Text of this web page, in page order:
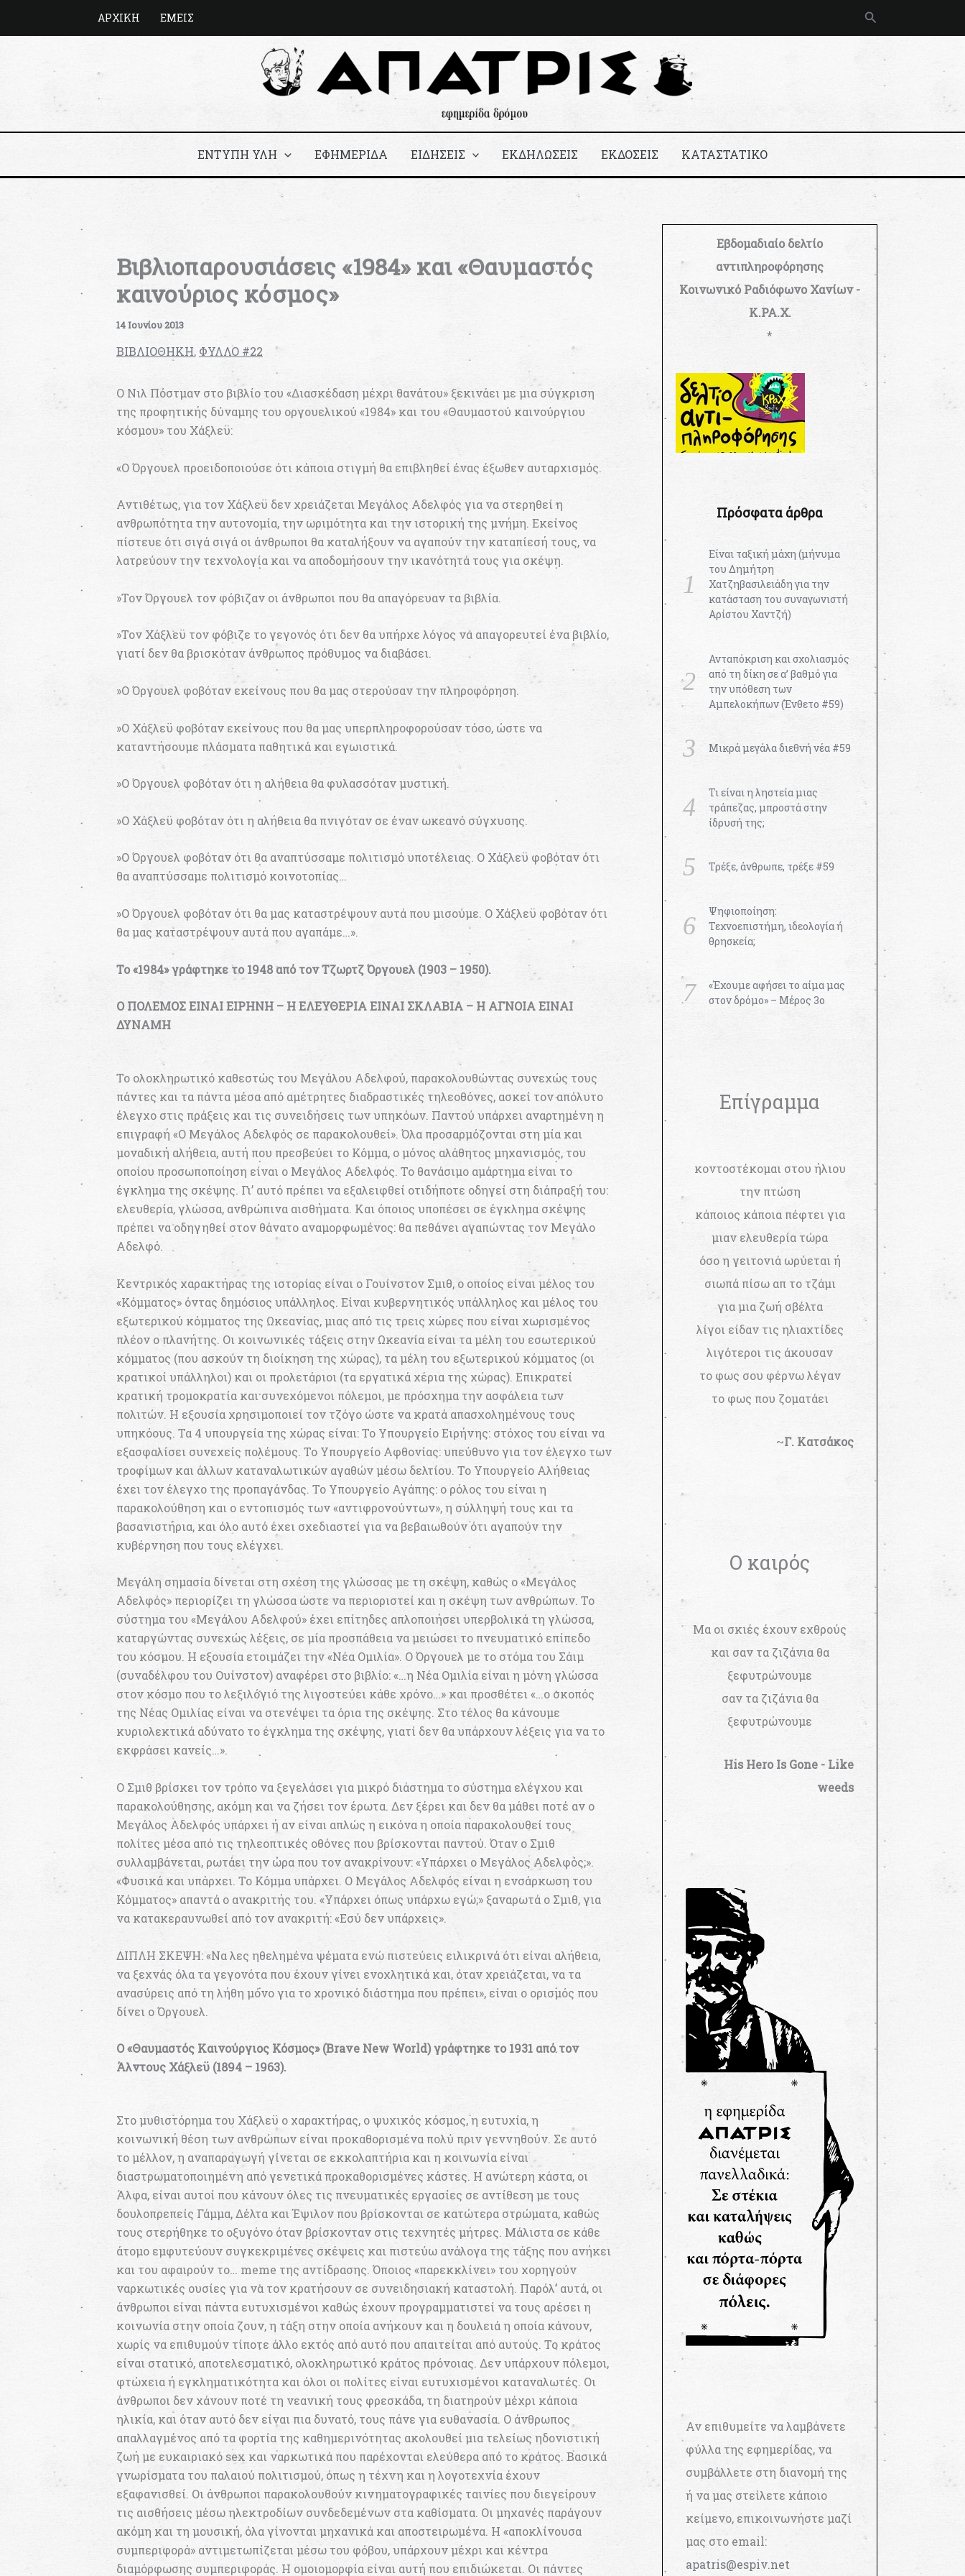
ΑΡΧΙΚΗ ΕΜΕΙΣ Αναζήτηση
ΕΝΤΥΠΗ ΥΛΗ ΕΦΗΜΕΡΙΔΑ ΕΙΔΗΣΕΙΣ ΕΚΔΗΛΩΣΕΙΣ ΕΚΔΟΣΕΙΣ ΚΑΤΑΣΤΑΤΙΚΟ
Βιβλιοπαρουσιάσεις «1984» και «Θαυμαστός
καινούριος κόσμος»
14 Ιουνίου 2013
ΒΙΒΛΙΟΘΗΚΗ, ΦΥΛΛΟ #22
Ο Νιλ Πόστμαν στο βιβλίο του «Διασκέδαση μέχρι θανάτου» ξεκινάει με μια σύγκριση
της προφητικής δύναμης του οργουελικού «1984» και του «Θαυμαστού καινούργιου
κόσμου» του Χάξλεϋ:
«Ο Όργουελ προειδοποιούσε ότι κάποια στιγμή θα επιβληθεί ένας έξωθεν αυταρχισμός.
Αντιθέτως, για τον Χάξλεϋ δεν χρειάζεται Μεγάλος Αδελφός για να στερηθεί η
ανθρωπότητα την αυτονομία, την ωριμότητα και την ιστορική της μνήμη. Εκείνος
πίστευε ότι σιγά σιγά οι άνθρωποι θα καταλήξουν να αγαπούν την καταπίεσή τους, να
λατρεύουν την τεχνολογία και να αποδομήσουν την ικανότητά τους για σκέψη.
»Τον Όργουελ τον φόβιζαν οι άνθρωποι που θα απαγόρευαν τα βιβλία.
»Τον Χάξλεϋ τον φόβιζε το γεγονός ότι δεν θα υπήρχε λόγος να απαγορευτεί ένα βιβλίο,
γιατί δεν θα βρισκόταν άνθρωπος πρόθυμος να διαβάσει.
»Ο Όργουελ φοβόταν εκείνους που θα μας στερούσαν την πληροφόρηση.
»Ο Χάξλεϋ φοβόταν εκείνους που θα μας υπερπληροφορούσαν τόσο, ώστε να
καταντήσουμε πλάσματα παθητικά και εγωιστικά.
»Ο Όργουελ φοβόταν ότι η αλήθεια θα φυλασσόταν μυστική.
»Ο Χάξλεϋ φοβόταν ότι η αλήθεια θα πνιγόταν σε έναν ωκεανό σύγχυσης.
»Ο Όργουελ φοβόταν ότι θα αναπτύσσαμε πολιτισμό υποτέλειας. Ο Χάξλεϋ φοβόταν ότι
θα αναπτύσσαμε πολιτισμό κοινοτοπίας…
»Ο Όργουελ φοβόταν ότι θα μας καταστρέψουν αυτά που μισούμε. Ο Χάξλεϋ φοβόταν ότι
θα μας καταστρέψουν αυτά που αγαπάμε…».
Το «1984» γράφτηκε το 1948 από τον Τζωρτζ Όργουελ (1903 – 1950).
Ο ΠΟΛΕΜΟΣ ΕΙΝΑΙ ΕΙΡΗΝΗ – Η ΕΛΕΥΘΕΡΙΑ ΕΙΝΑΙ ΣΚΛΑΒΙΑ – Η ΑΓΝΟΙΑ ΕΙΝΑΙ
ΔΥΝΑΜΗ
Το ολοκληρωτικό καθεστώς του Μεγάλου Αδελφού, παρακολουθώντας συνεχώς τους
πάντες και τα πάντα μέσα από αμέτρητες διαδραστικές τηλεοθόνες, ασκεί τον απόλυτο
έλεγχο στις πράξεις και τις συνειδήσεις των υπηκόων. Παντού υπάρχει αναρτημένη η
επιγραφή «Ο Μεγάλος Αδελφός σε παρακολουθεί». Όλα προσαρμόζονται στη μία και
μοναδική αλήθεια, αυτή που πρεσβεύει το Κόμμα, ο μόνος αλάθητος μηχανισμός, του
οποίου προσωποποίηση είναι ο Μεγάλος Αδελφός. Το θανάσιμο αμάρτημα είναι το
έγκλημα της σκέψης. Γι’ αυτό πρέπει να εξαλειφθεί οτιδήποτε οδηγεί στη διάπραξή του:
ελευθερία, γλώσσα, ανθρώπινα αισθήματα. Και όποιος υποπέσει σε έγκλημα σκέψης
πρέπει να οδηγηθεί στον θάνατο αναμορφωμένος: θα πεθάνει αγαπώντας τον Μεγάλο
Αδελφό.
Κεντρικός χαρακτήρας της ιστορίας είναι ο Γουίνστον Σμιθ, ο οποίος είναι μέλος του
«Κόμματος» όντας δημόσιος υπάλληλος. Είναι κυβερνητικός υπάλληλος και μέλος του
εξωτερικού κόμματος της Ωκεανίας, μιας από τις τρεις χώρες που είναι χωρισμένος
πλέον ο πλανήτης. Οι κοινωνικές τάξεις στην Ωκεανία είναι τα μέλη του εσωτερικού
κόμματος (που ασκούν τη διοίκηση της χώρας), τα μέλη του εξωτερικού κόμματος (οι
κρατικοί υπάλληλοι) και οι προλετάριοι (τα εργατικά χέρια της χώρας). Επικρατεί
κρατική τρομοκρατία και συνεχόμενοι πόλεμοι, με πρόσχημα την ασφάλεια των
πολιτών. Η εξουσία χρησιμοποιεί τον τζόγο ώστε να κρατά απασχολημένους τους
υπηκόους. Τα 4 υπουργεία της χώρας είναι: Το Υπουργείο Ειρήνης: στόχος του είναι να
εξασφαλίσει συνεχείς πολέμους. Το Υπουργείο Αφθονίας: υπεύθυνο για τον έλεγχο των
τροφίμων και άλλων καταναλωτικών αγαθών μέσω δελτίου. Το Υπουργείο Αλήθειας
έχει τον έλεγχο της προπαγάνδας. Το Υπουργείο Αγάπης: ο ρόλος του είναι η
παρακολούθηση και ο εντοπισμός των «αντιφρονούντων», η σύλληψή τους και τα
βασανιστήρια, και όλο αυτό έχει σχεδιαστεί για να βεβαιωθούν ότι αγαπούν την
κυβέρνηση που τους ελέγχει.
Μεγάλη σημασία δίνεται στη σχέση της γλώσσας με τη σκέψη, καθώς ο «Μεγάλος
Αδελφός» περιορίζει τη γλώσσα ώστε να περιοριστεί και η σκέψη των ανθρώπων. Το
σύστημα του «Μεγάλου Αδελφού» έχει επίτηδες απλοποιήσει υπερβολικά τη γλώσσα,
καταργώντας συνεχώς λέξεις, σε μία προσπάθεια να μειώσει το πνευματικό επίπεδο
του κόσμου. Η εξουσία ετοιμάζει την «Νέα Ομιλία». Ο Όργουελ με το στόμα του Σάιμ
(συναδέλφου του Ουίνστον) αναφέρει στο βιβλίο: «…η Νέα Ομιλία είναι η μόνη γλώσσα
στον κόσμο που το λεξιλόγιό της λιγοστεύει κάθε χρόνο…» και προσθέτει «…ο σκοπός
της Νέας Ομιλίας είναι να στενέψει τα όρια της σκέψης. Στο τέλος θα κάνουμε
κυριολεκτικά αδύνατο το έγκλημα της σκέψης, γιατί δεν θα υπάρχουν λέξεις για να το
εκφράσει κανείς…».
Ο Σμιθ βρίσκει τον τρόπο να ξεγελάσει για μικρό διάστημα το σύστημα ελέγχου και
παρακολούθησης, ακόμη και να ζήσει τον έρωτα. Δεν ξέρει και δεν θα μάθει ποτέ αν ο
Μεγάλος Αδελφός υπάρχει ή αν είναι απλώς η εικόνα η οποία παρακολουθεί τους
πολίτες μέσα από τις τηλεοπτικές οθόνες που βρίσκονται παντού. Όταν ο Σμιθ
συλλαμβάνεται, ρωτάει την ώρα που τον ανακρίνουν: «Υπάρχει ο Μεγάλος Αδελφός;».
«Φυσικά και υπάρχει. Το Κόμμα υπάρχει. Ο Μεγάλος Αδελφός είναι η ενσάρκωση του
Κόμματος» απαντά ο ανακριτής του. «Υπάρχει όπως υπάρχω εγώ;» ξαναρωτά ο Σμιθ, για
να κατακεραυνωθεί από τον ανακριτή: «Εσύ δεν υπάρχεις».
ΔΙΠΛΗ ΣΚΕΨΗ: «Να λες ηθελημένα ψέματα ενώ πιστεύεις ειλικρινά ότι είναι αλήθεια,
να ξεχνάς όλα τα γεγονότα που έχουν γίνει ενοχλητικά και, όταν χρειάζεται, να τα
ανασύρεις από τη λήθη μόνο για το χρονικό διάστημα που πρέπει», είναι ο ορισμός που
δίνει ο Όργουελ.
O «Θαυμαστός Καινούργιος Κόσμος» (Brave New World) γράφτηκε το 1931 από τον
Άλντους Χάξλεϋ (1894 – 1963).
Στο μυθιστόρημα του Χάξλεϋ ο χαρακτήρας, ο ψυχικός κόσμος, η ευτυχία, η
κοινωνική θέση των ανθρώπων είναι προκαθορισμένα πολύ πριν γεννηθούν. Σε αυτό
το μέλλον, η αναπαραγωγή γίνεται σε εκκολαπτήρια και η κοινωνία είναι
διαστρωματοποιημένη από γενετικά προκαθορισμένες κάστες. Η ανώτερη κάστα, οι
Άλφα, είναι αυτοί που κάνουν όλες τις πνευματικές εργασίες σε αντίθεση με τους
δουλοπρεπείς Γάμμα, Δέλτα και Έψιλον που βρίσκονται σε κατώτερα στρώματα, καθώς
τους στερήθηκε το οξυγόνο όταν βρίσκονταν στις τεχνητές μήτρες. Μάλιστα σε κάθε
άτομο εμφυτεύουν συγκεκριμένες σκέψεις και πιστεύω ανάλογα της τάξης που ανήκει
και του αφαιρούν το… meme της αντίδρασης. Όποιος «παρεκκλίνει» του χορηγούν
ναρκωτικές ουσίες για να τον κρατήσουν σε συνειδησιακή καταστολή. Παρόλ’ αυτά, οι
άνθρωποι είναι πάντα ευτυχισμένοι καθώς έχουν προγραμματιστεί να τους αρέσει η
κοινωνία στην οποία ζουν, η τάξη στην οποία ανήκουν και η δουλειά η οποία κάνουν,
χωρίς να επιθυμούν τίποτε άλλο εκτός από αυτό που απαιτείται από αυτούς. Το κράτος
είναι στατικό, αποτελεσματικό, ολοκληρωτικό κράτος πρόνοιας. Δεν υπάρχουν πόλεμοι,
φτώχεια ή εγκληματικότητα και όλοι οι πολίτες είναι ευτυχισμένοι καταναλωτές. Οι
άνθρωποι δεν χάνουν ποτέ τη νεανική τους φρεσκάδα, τη διατηρούν μέχρι κάποια
ηλικία, και όταν αυτό δεν είναι πια δυνατό, τους πάνε για ευθανασία. Ο άνθρωπος
απαλλαγμένος από τα φορτία της καθημερινότητας ακολουθεί μια τελείως ηδονιστική
ζωή με ευκαιριακό sex και ναρκωτικά που παρέχονται ελεύθερα από το κράτος. Βασικά
γνωρίσματα του παλαιού πολιτισμού, όπως η τέχνη και η λογοτεχνία έχουν
εξαφανισθεί. Οι άνθρωποι παρακολουθούν κινηματογραφικές ταινίες που διεγείρουν
τις αισθήσεις μέσω ηλεκτροδίων συνδεδεμένων στα καθίσματα. Οι μηχανές παράγουν
ακόμη και τη μουσική, όλα γίνονται μηχανικά και αποστειρωμένα. Η «αποκλίνουσα
συμπεριφορά» αντιμετωπίζεται μέσω του φόβου, υπάρχουν μέχρι και κέντρα
διαμόρφωσης συμπεριφοράς. Η ομοιομορφία είναι αυτή που επιδιώκεται. Οι πάντες
Εβδομαδιαίο δελτίο
αντιπληροφόρησης
Κοινωνικό Ραδιόφωνο Χανίων -
Κ.ΡΑ.Χ.
*
Πρόσφατα άρθρα
Είναι ταξική μάχη (μήνυμα
του Δημήτρη
Χατζηβασιλειάδη για την
κατάσταση του συναγωνιστή
Αρίστου Χαντζή)
Ανταπόκριση και σχολιασμός
από τη δίκη σε α’ βαθμό για
την υπόθεση των
Αμπελοκήπων (Ένθετο #59)
Μικρά μεγάλα διεθνή νέα #59
Τι είναι η ληστεία μιας
τράπεζας, μπροστά στην
ίδρυσή της;
Τρέξε, άνθρωπε, τρέξε #59
Ψηφιοποίηση:
Τεχνοεπιστήμη, ιδεολογία ή
θρησκεία;
«Έχουμε αφήσει το αίμα μας
στον δρόμο» – Μέρος 3ο
Επίγραμμα
κοντοστέκομαι στου ήλιου
την πτώση
κάποιος κάποια πέφτει για
μιαν ελευθερία τώρα
όσο η γειτονιά ωρύεται ή
σιωπά πίσω απ το τζάμι
για μια ζωή σβέλτα
λίγοι είδαν τις ηλιαχτίδες
λιγότεροι τις άκουσαν
το φως σου φέρνω λέγαν
το φως που ζοματάει
~Γ. Κατσάκος
Ο καιρός
Μα οι σκιές έχουν εχθρούς
και σαν τα ζιζάνια θα
ξεφυτρώνουμε
σαν τα ζιζάνια θα
ξεφυτρώνουμε
His Hero Is Gone - Like
weeds
Αν επιθυμείτε να λαμβάνετε
φύλλα της εφημερίδας, να
συμβάλλετε στη διανομή της
ή να μας στείλετε κάποιο
κείμενο, επικοινωνήστε μαζί
μας στο email:
apatris@espiv.net